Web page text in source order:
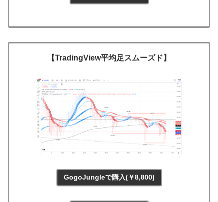
【TradingView平均足スムーズド】
GogoJungleで購入(￥8,800)